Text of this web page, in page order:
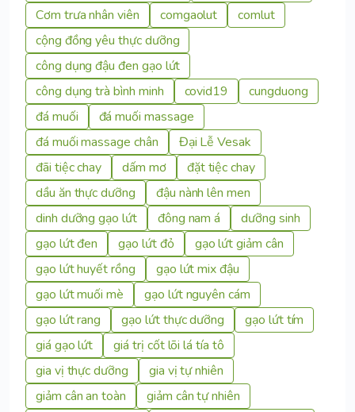
Cơm trưa nhân viên comgaolut
comlut
cộng đồng yêu thực dưỡng
công dụng đậu đen gạo lứt
công dụng trà bình minh
covid19
cungduong
đá muối
đá muối massage
đá muối massage chân
Đại Lễ Vesak
đãi tiệc chay
dấm mơ
đặt tiệc chay
dầu ăn thực dưỡng
đậu nành lên men
dinh dưỡng gạo lứt
đông nam á
dưỡng sinh
gạo lứt đen
gạo lứt đỏ
gạo lứt giảm cân
gạo lứt huyết rồng
gạo lứt mix đậu
gạo lứt muối mè
gạo lứt nguyên cám
gạo lứt rang
gạo lứt thực dưỡng
gạo lứt tím
giá gạo lứt
giá trị cốt lõi lá tía tô
gia vị thực dưỡng
gia vị tự nhiên
giảm cân an toàn
giảm cân tự nhiên